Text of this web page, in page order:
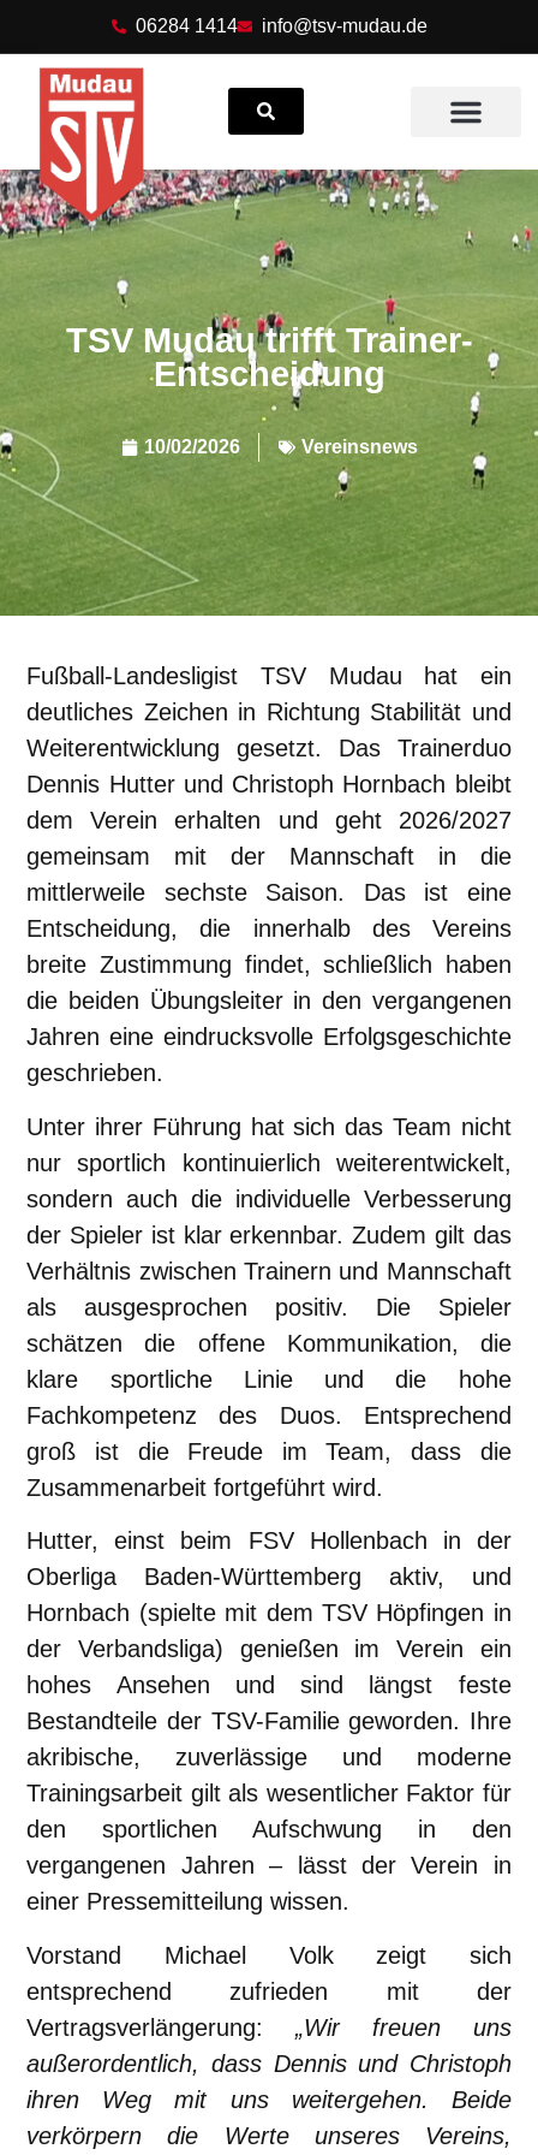
06284 1414 info@tsv-mudau.de
Suchen
TSV Mudau trifft Trainer-
Entscheidung
10/02/2026 Vereinsnews
Fußball-Landesligist TSV Mudau hat ein
deutliches Zeichen in Richtung Stabilität und
Weiterentwicklung gesetzt. Das Trainerduo
Dennis Hutter und Christoph Hornbach bleibt
dem Verein erhalten und geht 2026/2027
gemeinsam mit der Mannschaft in die
mittlerweile sechste Saison. Das ist eine
Entscheidung, die innerhalb des Vereins
breite Zustimmung findet, schließlich haben
die beiden Übungsleiter in den vergangenen
Jahren eine eindrucksvolle Erfolgsgeschichte
geschrieben.
Unter ihrer Führung hat sich das Team nicht
nur sportlich kontinuierlich weiterentwickelt,
sondern auch die individuelle Verbesserung
der Spieler ist klar erkennbar. Zudem gilt das
Verhältnis zwischen Trainern und Mannschaft
als ausgesprochen positiv. Die Spieler
schätzen die offene Kommunikation, die
klare sportliche Linie und die hohe
Fachkompetenz des Duos. Entsprechend
groß ist die Freude im Team, dass die
Zusammenarbeit fortgeführt wird.
Hutter, einst beim FSV Hollenbach in der
Oberliga Baden-Württemberg aktiv, und
Hornbach (spielte mit dem TSV Höpfingen in
der Verbandsliga) genießen im Verein ein
hohes Ansehen und sind längst feste
Bestandteile der TSV-Familie geworden. Ihre
akribische, zuverlässige und moderne
Trainingsarbeit gilt als wesentlicher Faktor für
den sportlichen Aufschwung in den
vergangenen Jahren – lässt der Verein in
einer Pressemitteilung wissen.
Vorstand Michael Volk zeigt sich
entsprechend zufrieden mit der
Vertragsverlängerung:„Wir freuen uns
außerordentlich, dass Dennis und Christoph
ihren Weg mit uns weitergehen. Beide
verkörpern die Werte unseres Vereins,